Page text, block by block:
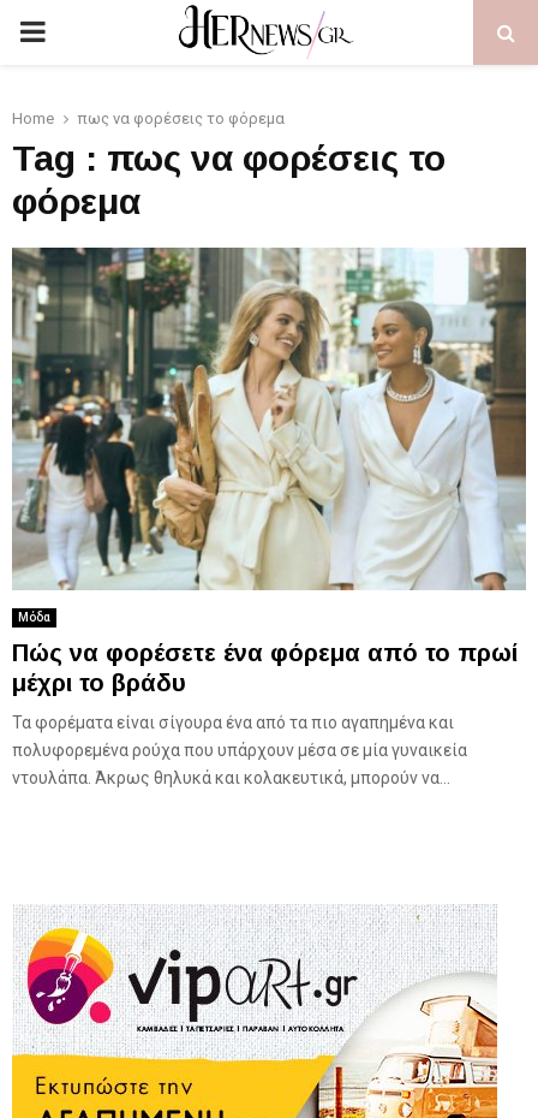
PRIMARY
Home πως να φορέσεις το φόρεμα
Tag : πως να φορέσεις το
φόρεμα
Μόδα
Πώς να φορέσετε ένα φόρεμα από το πρωί
μέχρι το βράδυ
Τα φορέματα είναι σίγουρα ένα από τα πιο αγαπημένα και
πολυφορεμένα ρούχα που υπάρχουν μέσα σε μία γυναικεία
ντουλάπα. Άκρως θηλυκά και κολακευτικά, μπορούν να...